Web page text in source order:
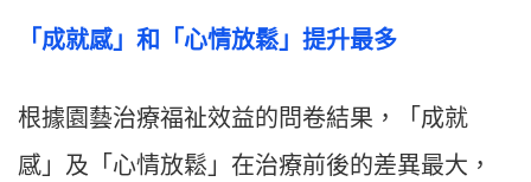
「成就感」和「心情放鬆」提升最多
根據園藝治療福祉效益的問卷結果，「成就
感」及「心情放鬆」在治療前後的差異最大，